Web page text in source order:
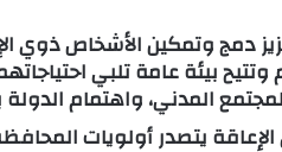
دمج وتمكين الأشخاص ذوي
بيئة عامة تلبي
يتصدر أولويات